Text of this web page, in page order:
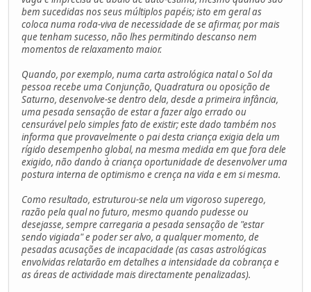
bem sucedidas nos seus múltiplos papéis; isto em geral as
coloca numa roda-viva de necessidade de se afirmar, por mais
que tenham sucesso, não lhes permitindo descanso nem
momentos de relaxamento maior.
Quando, por exemplo, numa carta astrológica natal o Sol da
pessoa recebe uma Conjunção, Quadratura ou oposição de
Saturno, desenvolve-se dentro dela, desde a primeira infância,
uma pesada sensação de estar a fazer algo errado ou
censurável pelo simples fato de existir; este dado também nos
informa que provavelmente o pai desta criança exigia dela um
rígido desempenho global, na mesma medida em que fora dele
exigido, não dando à criança oportunidade de desenvolver uma
postura interna de optimismo e crença na vida e em si mesma.
Como resultado, estruturou-se nela um vigoroso superego,
razão pela qual no futuro, mesmo quando pudesse ou
desejasse, sempre carregaria a pesada sensação de "estar
sendo vigiada" e poder ser alvo, a qualquer momento, de
pesadas acusações de incapacidade (as casas astrológicas
envolvidas relatarão em detalhes a intensidade da cobrança e
as áreas de actividade mais directamente penalizadas).